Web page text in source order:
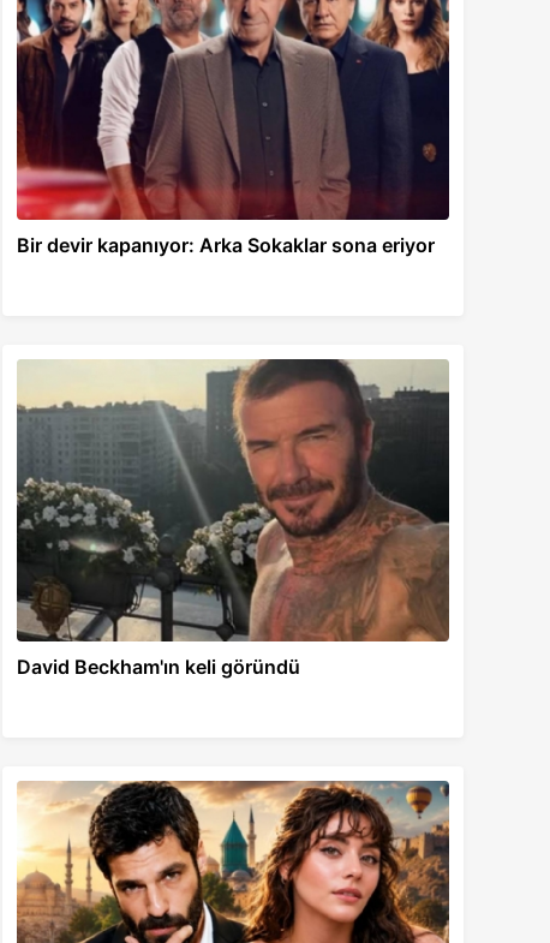
Bir devir kapanıyor: Arka Sokaklar sona eriyor
David Beckham'ın keli göründü